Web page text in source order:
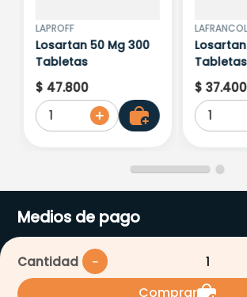
Cantidad －
Comprar
LAPROFF
Losartan 50 Mg 300
Tabletas
$ 47.800
1
Tabletas
$ 37.400
1
Medios de pago